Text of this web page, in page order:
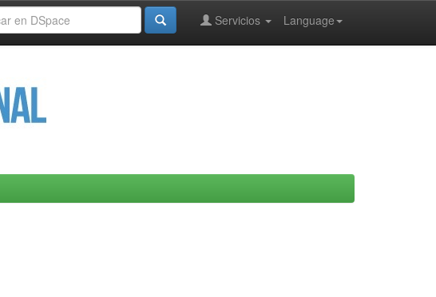
Language
Servicios